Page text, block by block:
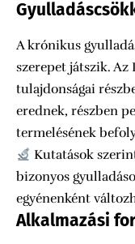
A krónikus
szerepet játszik. Az
tulajdonságai
erednek, részben
termelésének
Kutatások
bizonyos
egyénenként
Alkalmazási